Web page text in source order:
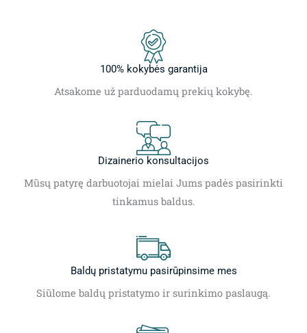
100% kokybės garantija
Atsakome už parduodamų prekių kokybę.
Dizainerio konsultacijos
Mūsų patyrę darbuotojai mielai Jums padės pasirinkti
tinkamus baldus.
Baldų pristatymu pasirūpinsime mes
Siūlome baldų pristatymo ir surinkimo paslaugą.